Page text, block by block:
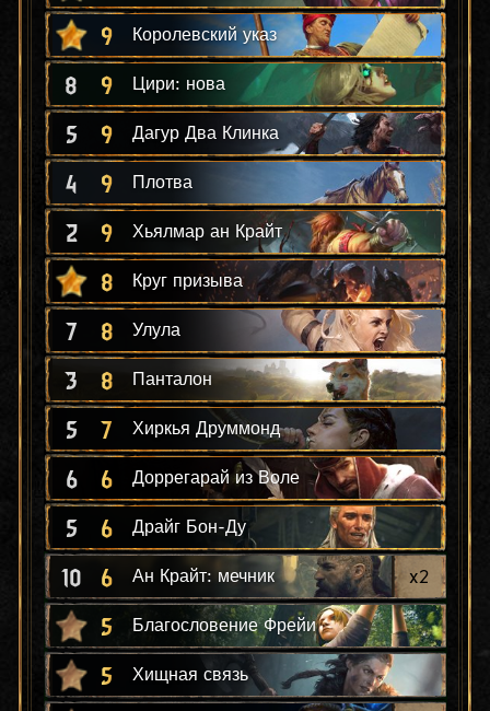
9 Королевский указ
8 9 Цири: нова
5 9 Дагур Два Клинка
4 9 Плотва
2 9 Хьялмар ан Крайт
8 Круг призыва
7 8 Улула
3 8 Панталон
5 7 Хиркья Друммонд
6 6 Доррегарай из Воле
5 6 Драйг Бон-Ду
10 6 Ан Крайт: мечник x2
5 Благословение Фрейи
5 Хищная связь